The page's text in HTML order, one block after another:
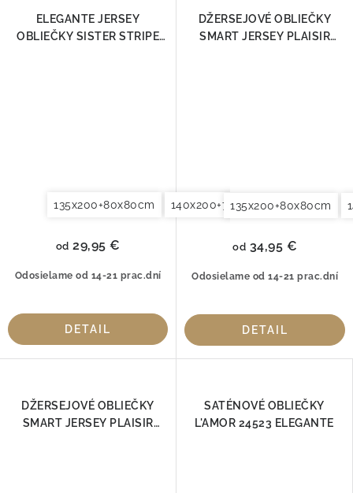
ELEGANTE JERSEY
OBLIEČKY SISTER STRIPE
135x200+80x80cm 140x200+70x90cm
Odosielame od 14-21 prac.dní
od 29,95 €
DETAIL
DŽERSEJOVÉ OBLIEČKY
SMART JERSEY PLAISIR
135x200+80x80cm
Odosielame od 14-21 prac.dní
od 34,95 €
DETAIL
DŽERSEJOVÉ OBLIEČKY
SMART JERSEY PLAISIR
SATÉNOVÉ OBLIEČKY
L'AMOR 24523 ELEGANTE